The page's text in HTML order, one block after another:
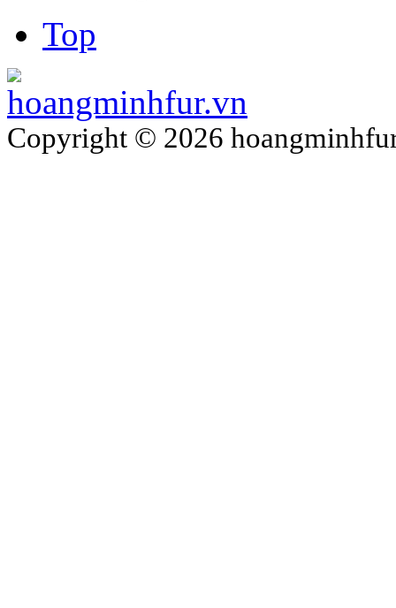
Top
Copyright © 2026